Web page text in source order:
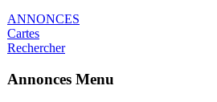
ANNONCES
Cartes
Rechercher
Annonces Menu